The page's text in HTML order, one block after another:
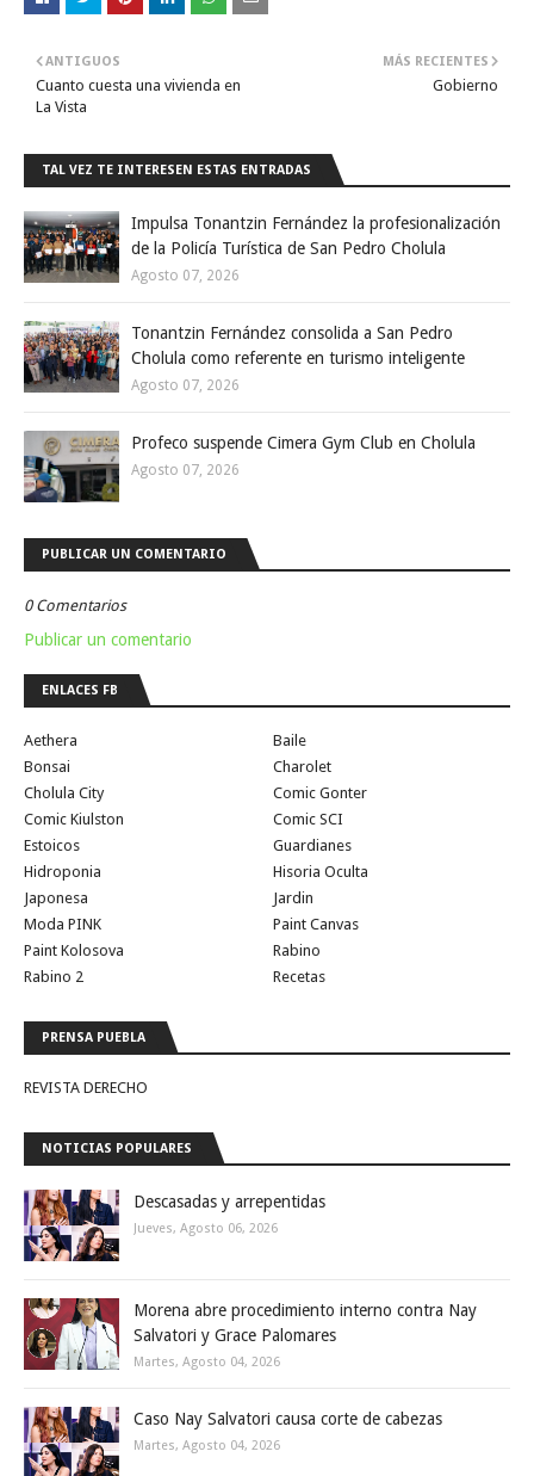
MÁS RECIENTES
Gobierno
ANTIGUOS
Cuanto cuesta una vivienda en
La Vista
TAL VEZ TE INTERESEN ESTAS ENTRADAS
Impulsa Tonantzin Fernández la profesionalización
de la Policía Turística de San Pedro Cholula
Agosto 07, 2026
Tonantzin Fernández consolida a San Pedro
Cholula como referente en turismo inteligente
Agosto 07, 2026
Profeco suspende Cimera Gym Club en Cholula
Agosto 07, 2026
PUBLICAR UN COMENTARIO
0 Comentarios
Publicar un comentario
ENLACES FB
Aethera
Baile
Bonsai
Charolet
Cholula City
Comic Gonter
Comic Kiulston
Comic SCI
Estoicos
Guardianes
Hidroponia
Hisoria Oculta
Japonesa
Jardin
Moda PINK
Paint Canvas
Paint Kolosova
Rabino
Rabino 2
Recetas
PRENSA PUEBLA
REVISTA DERECHO
NOTICIAS POPULARES
Descasadas y arrepentidas
Jueves, Agosto 06, 2026
Morena abre procedimiento interno contra Nay
Salvatori y Grace Palomares
Martes, Agosto 04, 2026
Caso Nay Salvatori causa corte de cabezas
Martes, Agosto 04, 2026